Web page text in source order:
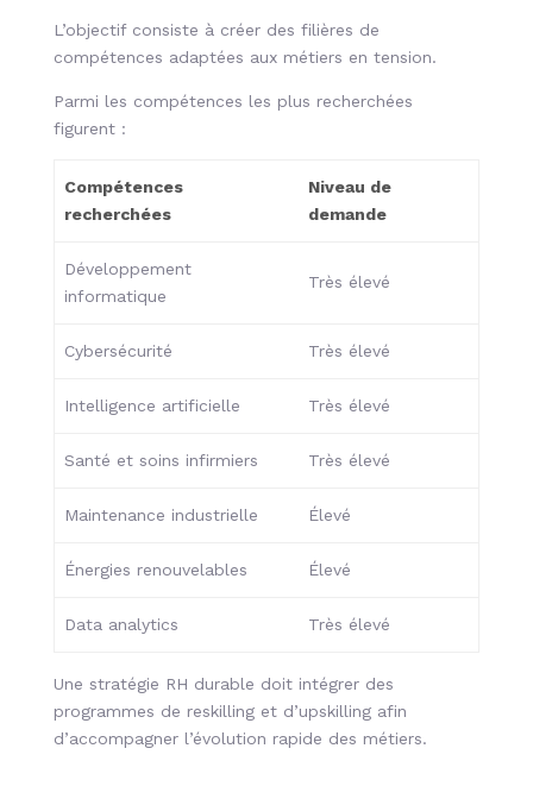
L’objectif consiste à créer des filières de
compétences adaptées aux métiers en tension.
Parmi les compétences les plus recherchées
figurent :
Compétences
recherchées
Niveau de
demande
Développement
informatique
Très élevé
Cybersécurité Très élevé
Intelligence artificielle Très élevé
Santé et soins infirmiers Très élevé
Maintenance industrielle Élevé
Énergies renouvelables Élevé
Data analytics Très élevé
Une stratégie RH durable doit intégrer des
programmes de reskilling et d’upskilling afin
d’accompagner l’évolution rapide des métiers.